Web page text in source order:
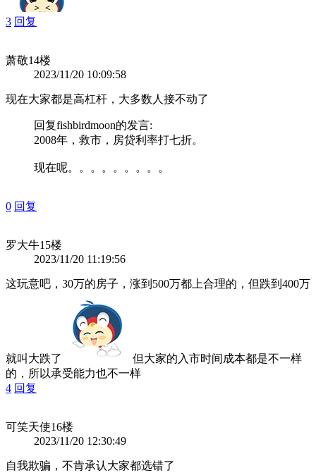
3 回复
萧敬14楼
2023/11/20 10:09:58
现在大家都是高杠杆，大多数人接不动了
回复fishbirdmoon的发言:
2008年，救市，房贷利率打七折。
现在呢。。。。。。。。。
0 回复
罗大牛15楼
2023/11/20 11:19:56
这玩意吧，30万的房子，涨到500万都上合理的，但跌到400万
就叫大跌了
但大家的入市时间成本都是不一样
的，所以承受能力也不一样
4 回复
可笑天使16楼
2023/11/20 12:30:49
自我欺骗，不肯承认大家都选错了